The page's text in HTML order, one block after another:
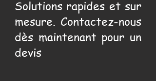
Solutions rapides et sur
mesure. Contactez-nous
dès maintenant pour un
devis